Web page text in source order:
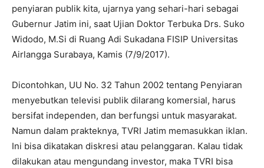
penyiaran publik kita, ujarnya yang sehari-hari sebagai
Gubernur Jatim ini, saat Ujian Doktor Terbuka Drs. Suko
Widodo, M.Si di Ruang Adi Sukadana FISIP Universitas
Airlangga Surabaya, Kamis (7/9/2017).
Dicontohkan, UU No. 32 Tahun 2002 tentang Penyiaran
menyebutkan televisi publik dilarang komersial, harus
bersifat independen, dan berfungsi untuk masyarakat.
Namun dalam prakteknya, TVRI Jatim memasukkan iklan.
Ini bisa dikatakan diskresi atau pelanggaran. Kalau tidak
dilakukan atau mengundang investor, maka TVRI bisa